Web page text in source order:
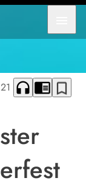
headphones chrome_reader_mode bookmark_border